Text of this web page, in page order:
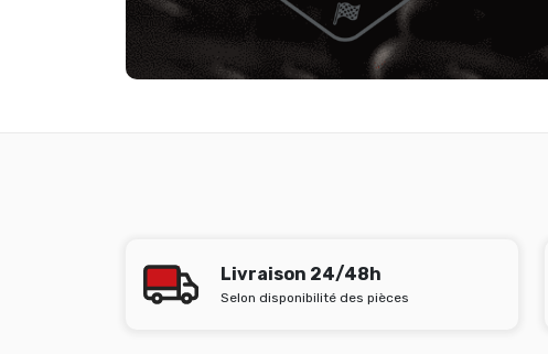
Livraison 24/48h
Selon disponibilité des pièces